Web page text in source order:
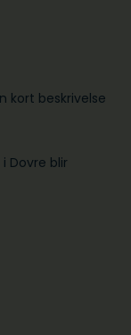
kort beskrivelse
Dovre blir